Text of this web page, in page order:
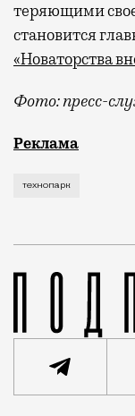
теряющими
становится
«Новаторства
Фото: пресс-
Рекламные
Реклама
технопарк